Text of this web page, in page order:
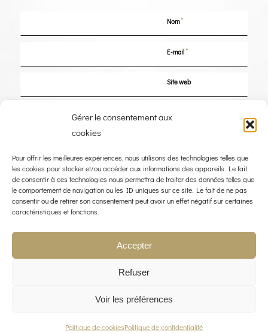
Gérer le consentement aux
cookies
Pour offrir les meilleures expériences, nous utilisons des technologies telles que
les cookies pour stocker et/ou accéder aux informations des appareils. Le fait
de consentir à ces technologies nous permettra de traiter des données telles que
le comportement de navigation ou les ID uniques sur ce site. Le fait de ne pas
consentir ou de retirer son consentement peut avoir un effet négatif sur certaines
caractéristiques et fonctions.
Accepter
Refuser
Voir les préférences
Politique de cookiesPolitique de confidentialité
Nom*
E-mail*
Site web
Enregistrer mon nom, mon e-mail et mon site dans le navigateur pour mon
prochain commentaire.
© COPYRIGHT 2023 - THE WIND ROSE - WEBDESIGN :
POLITIQUE DE CONFIDENTIALITÉ CONTACT